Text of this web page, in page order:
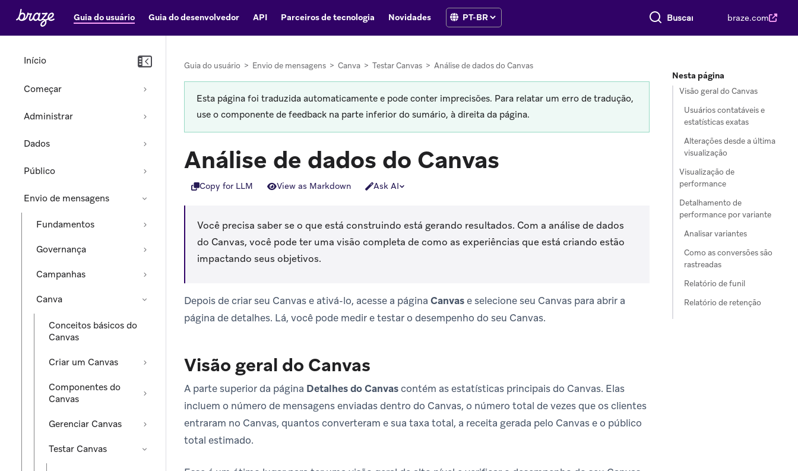
Guia do usuário Guia do desenvolvedor API Parceiros de tecnologia Novidades Buscar tudo braze.com
Início
Começar
Administrar
Dados
Público
Envio de mensagens
Fundamentos
Governança
Campanhas
Canva
Conceitos básicos do
Canvas
Criar um Canvas
Componentes do
Canvas
Gerenciar Canvas
Testar Canvas
Guia do usuário > Envio de mensagens > Canva > Testar Canvas > Análise de dados do Canvas
Esta página foi traduzida automaticamente e pode conter imprecisões. Para relatar um erro de tradução,
use o componente de feedback na parte inferior do sumário, à direita da página.
Análise de dados do Canvas
Copy for LLM View as Markdown Ask AI
Você precisa saber se o que está construindo está gerando resultados. Com a análise de dados
do Canvas, você pode ter uma visão completa de como as experiências que está criando estão
impactando seus objetivos.
Depois de criar seu Canvas e ativá-lo, acesse a página Canvase selecione seu Canvas para abrir a
página de detalhes. Lá, você pode medir e testar o desempenho do seu Canvas.
Visão geral do Canvas
A parte superior da página Detalhes do Canvascontém as estatísticas principais do Canvas. Elas
incluem o número de mensagens enviadas dentro do Canvas, o número total de vezes que os clientes
entraram no Canvas, quantos converteram e sua taxa total, a receita gerada pelo Canvas e o público
total estimado.
Nesta página
Visão geral do Canvas
Usuários contatáveis e
estatísticas exatas
Alterações desde a última
visualização
Visualização de
performance
Detalhamento de
performance por variante
Analisar variantes
Como as conversões são
rastreadas
Relatório de funil
Relatório de retenção